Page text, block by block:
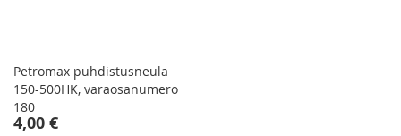
Petromax puhdistusneula
150-500HK, varaosanumero
180
4,00 €